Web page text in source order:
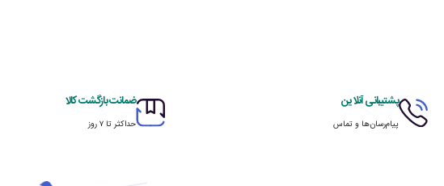
پشتیبانی آنلاین
پیام‌رسان‌ها و تماس
ضمانت بازگشت کالا
حداکثر تا ۷ روز